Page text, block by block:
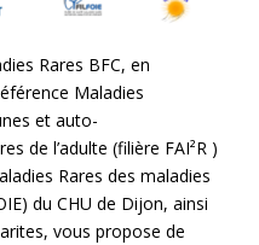
Rares BFC, en
Maladies
et auto-
de l’adulte (filière FAI²R )
Rares des maladies
du CHU de Dijon, ainsi
, vous propose de